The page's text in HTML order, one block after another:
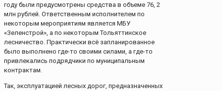
году были предусмотрены средства в объеме 76, 2
млн рублей. Ответственным исполнителем по
некоторым мероприятиям является МБУ
«Зеленстрой», а по некоторым Тольяттинское
лесничество. Практически всё запланированное
было выполнено где-то своими силами, а где-то
привлекались подрядчики по муниципальным
контрактам.
Так, эксплуатацией лесных дорог, предназначенных